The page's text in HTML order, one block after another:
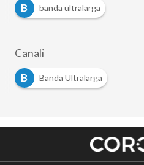
B
banda ultralarga
Canali
B
Banda Ultralarga